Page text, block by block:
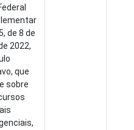
de 8 de
2022,
que
sobre